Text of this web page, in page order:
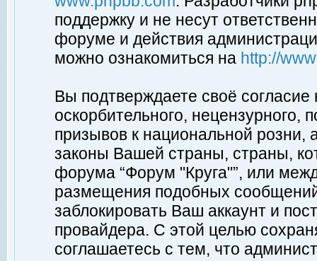
поддержку и не несут
форуме и действия
можно ознакомиться на http://
Вы подтверждаете своё
оскорбительного, нецензурного,
призывов к национальной
законы Вашей страны, страны,
форума “Форум "Круга"”, или
размещения подобных
заблокировать Ваш аккаунт и
провайдера. С этой целью
соглашаетесь с тем, что